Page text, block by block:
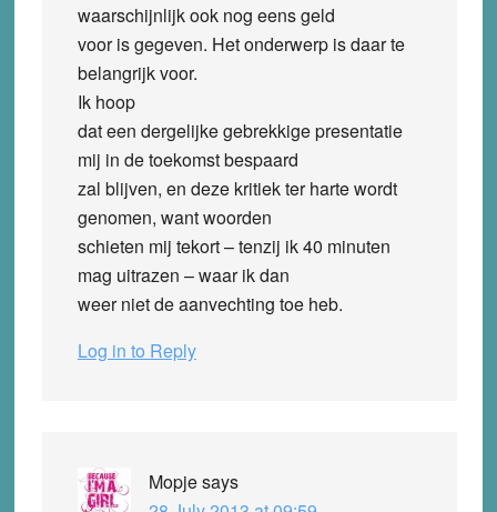
waarschijnlijk ook nog eens geld
voor is gegeven. Het onderwerp is daar te
belangrijk voor.
Ik hoop
dat een dergelijke gebrekkige presentatie
mij in de toekomst bespaard
zal blijven, en deze kritiek ter harte wordt
genomen, want woorden
schieten mij tekort – tenzij ik 40 minuten
mag uitrazen – waar ik dan
weer niet de aanvechting toe heb.
Log in to Reply
Mopjesays